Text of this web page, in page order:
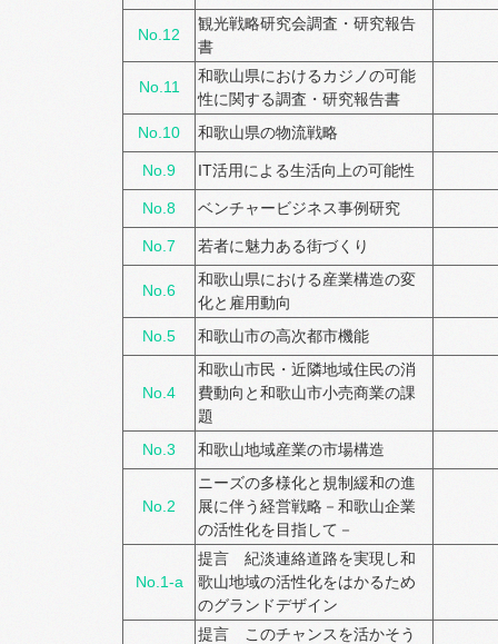
No.12
観光戦略研究会調査・研究報告
書
No.11
和歌山県におけるカジノの可能
性に関する調査・研究報告書
No.10
和歌山県の物流戦略
No.9 IT活用による生活向上の可能性
No.8 ベンチャービジネス事例研究
No.7 若者に魅力ある街づくり
No.6
和歌山県における産業構造の変
化と雇用動向
No.5
和歌山市の高次都市機能
No.4
和歌山市民・近隣地域住民の消
費動向と和歌山市小売商業の課
題
No.3
和歌山地域産業の市場構造
No.2
ニーズの多様化と規制緩和の進
展に伴う経営戦略－和歌山企業
の活性化を目指して－
No.1-a
提言 紀淡連絡道路を実現し和
歌山地域の活性化をはかるため
のグランドデザイン
提言 このチャンスを活かそう